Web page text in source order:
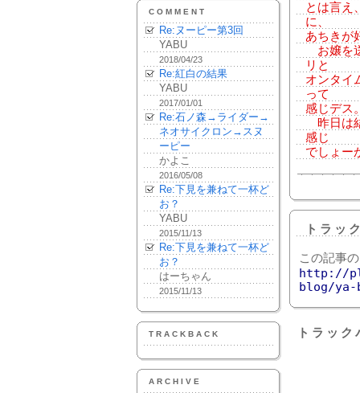
COMMENT
Re:ヌーピー第3回
YABU
2018/04/23
Re:紅白の結果
YABU
2017/01/01
Re:石ノ森→ライダー→
ネオサイクロン→スヌ
ーピー
かよこ
2016/05/08
Re:下見を兼ねて一杯ど
お？
YABU
2015/11/13
Re:下見を兼ねて一杯ど
お？
はーちゃん
2015/11/13
TRACKBACK
ARCHIVE
とは言え
に、
あちきが
お嬢を
リと
オンタイ
って
感じデス
昨日は
感じ
でしょー
トラッ
この記事
http://
blog/ya-
トラッ